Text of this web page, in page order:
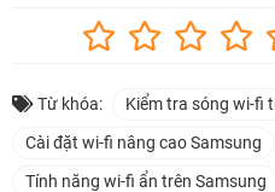
Từ khóa:
Kiểm tra sóng wi-fi
Cài đặt wi-fi nâng cao Samsung
Tính năng wi-fi ẩn trên Samsung